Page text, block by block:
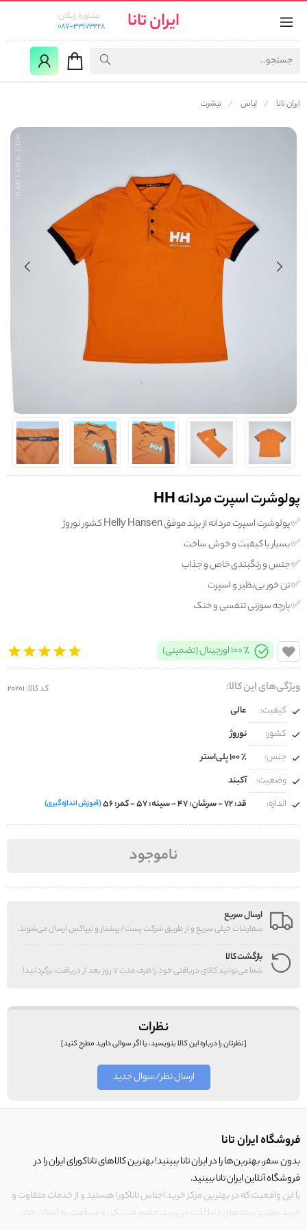
ایران تانا
مشاوره رایگان:
087-33173228
ایران تانا لباس تیشرت
پولوشرت اسپرت مردانه HH
✅️ پولوشرت اسپرت مردانه از برند موفق Helly Hansen کشور نوروژ
✅️ بسیار با کیفیت و خوش ساخت
✅️ جنس و رنگبندی خاص و جذاب
✅️ تن خور بی‌نظیر و اسپرت
✅️ پارچه سوزنی تنفسی و خنک
100% اورجینال (تضمینی)
ویژگی‌های این کالا: کد کالا: 20201
کیفیت:
عالی
کشور:
نوروژ
جنس:
وضعیت:
آکبند
اندازه:
قد: ۷۲ - سرشان: ۴۷ - سینه: ۵۷ - کمر: ۵۶ (آموزش اندازه‌گیری)
ناموجود
ارسال سریع
سفارشات خیلی سریع و از طریق شرکت پست/پیشتاز و تیپاکس ارسال می‌شوند.
بازگشت کالا
شما می‌توانید کالای دریافتی خود را ظرف مدت 7 روز بعد از دریافت، برگردانید!
نظرات
[نظرتان را درباره این کالا بنویسید، یا اگر سوالی دارید مطرح کنید]
ارسال نظر/سوال جدید
فروشگاه ایران تانا
بدون سفر، بهترین‌ها را در ایران تانا ببینید! بهترین کالاهای تاناکورای ایران را در
فروشگاه آنلاین ایران تانا ببینید.
با این واقعیت که در بهترین مرکز خرید اجناس تاناکورا هستید و از خدمات متفاوت و
خرید بهترین برندهای دنیا لذت می‌برید، حضور فیزیکی و مسافرت به استان های